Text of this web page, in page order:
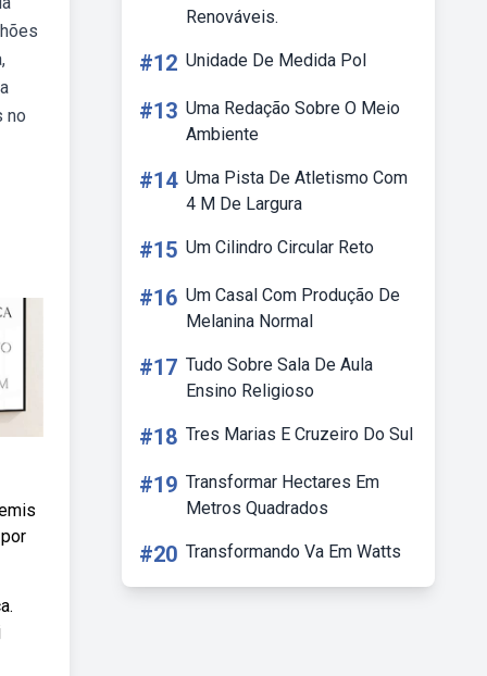
no
Renováveis.
#12 Unidade De Medida Pol
#13 Uma Redação Sobre O Meio
Ambiente
#14 Uma Pista De Atletismo Com
4 M De Largura
#15 Um Cilindro Circular Reto
#16 Um Casal Com Produção De
Melanina Normal
#17 Tudo Sobre Sala De Aula
Ensino Religioso
#18 Tres Marias E Cruzeiro Do Sul
#19 Transformar Hectares Em
Metros Quadrados
#20 Transformando Va Em Watts